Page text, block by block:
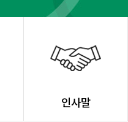
인사말